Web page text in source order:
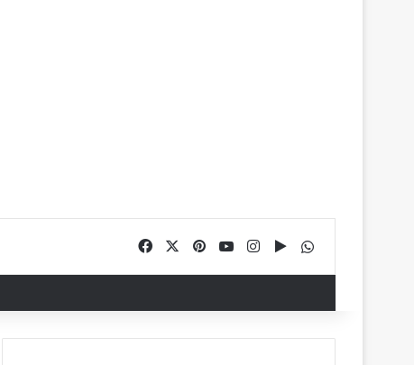
FacebookPinterestYouTubeInstagram
Google Play